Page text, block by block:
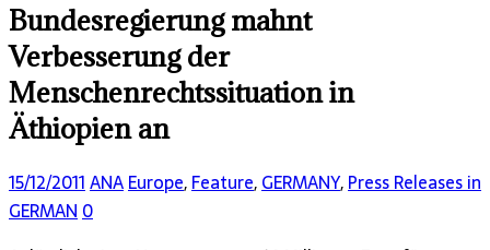
Bundesregierung mahnt
Verbesserung der
Menschenrechtssituation in
Äthiopien an
15/12/2011ANAEurope,Feature,GERMANY,Press Releases in
GERMAN 0